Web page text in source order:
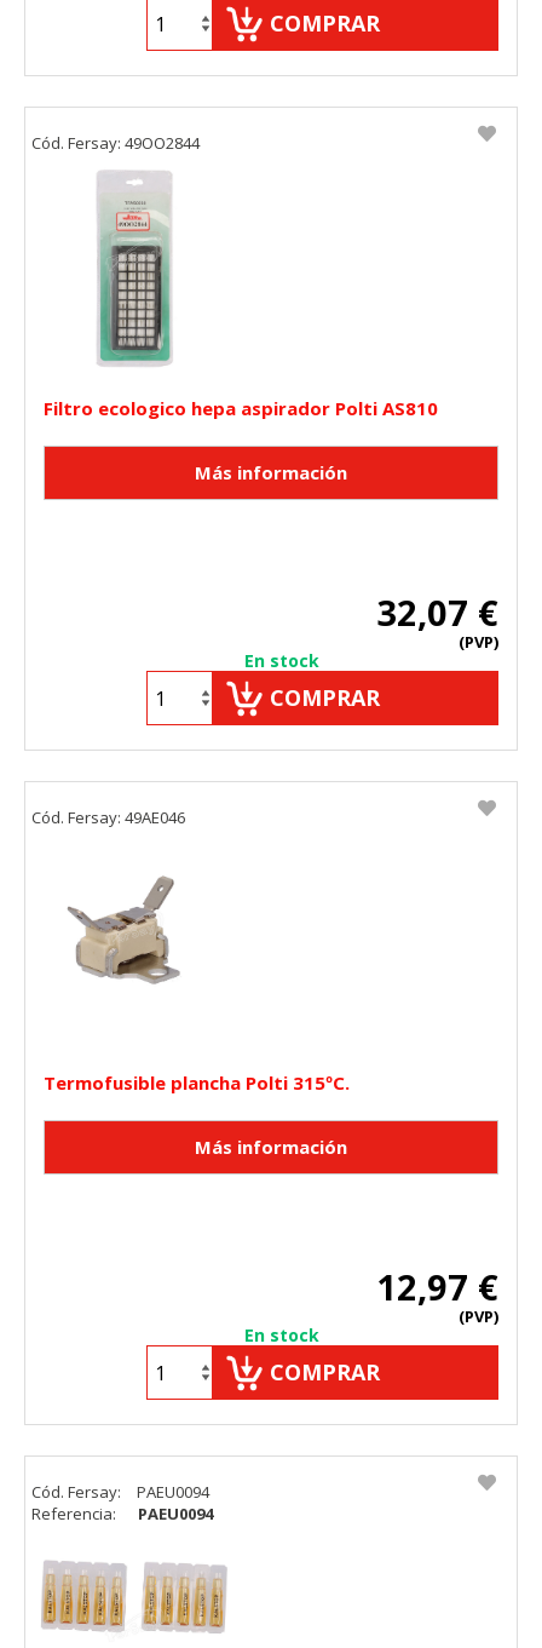
COMPRAR
Filtro ecologico hepa aspirador Polti AS810
32,07 €
(PVP)
En stock
COMPRAR
Cód. Fersay: 49OO2844
Termofusible plancha Polti 315ºC.
12,97 €
(PVP)
En stock
COMPRAR
Cód. Fersay: 49AE046
Cód. Fersay:
PAEU0094
Referencia:
PAEU0094